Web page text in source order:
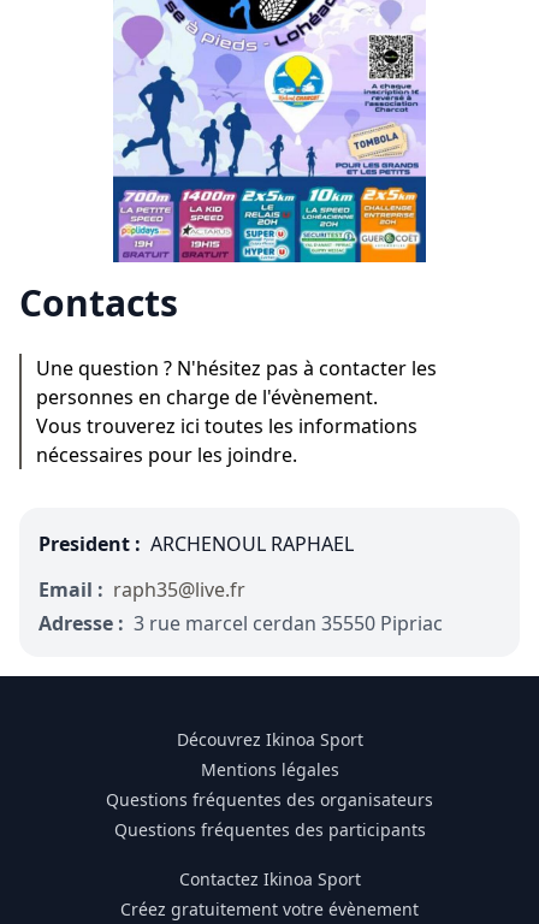
Contacts
Une question ? N'hésitez pas à contacter les
personnes en charge de l'évènement.
Vous trouverez ici toutes les informations
nécessaires pour les joindre.
President : ARCHENOUL RAPHAEL
Email : raph35@live.fr
Adresse : 3 rue marcel cerdan 35550 Pipriac
Découvrez Ikinoa Sport
Mentions légales
Questions fréquentes des organisateurs
Questions fréquentes des participants
Contactez Ikinoa Sport
Créez gratuitement votre évènement